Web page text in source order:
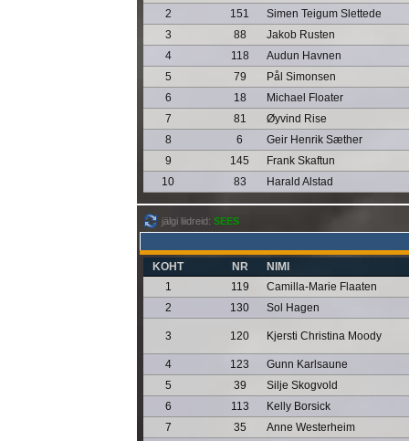
2
151
Simen Teigum Slettede
3
88
Jakob Rusten
4
118
Audun Havnen
5
79
Pål Simonsen
6
18
Michael Floater
7
81
Øyvind Rise
8
6
Geir Henrik Sæther
9
145
Frank Skaftun
10
83 Harald Alstad
jälgi liidreid: SEES
KOHT NR
NIMI
1
119
Camilla-Marie Flaaten
2
130 Sol Hagen
3 120 Kjersti Christina Moody
4 123
Gunn Karlsaune
5
39
Silje Skogvold
6
113
Kelly Borsick
7
35
Anne Westerheim